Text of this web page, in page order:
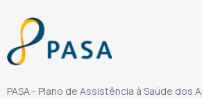
PASA - Plano de Assistência à Saúde dos